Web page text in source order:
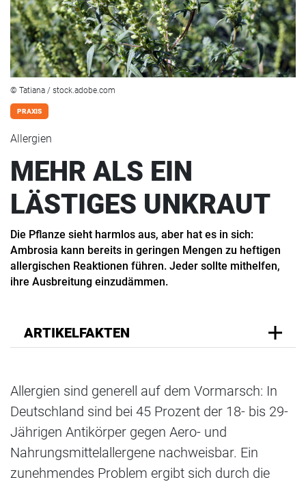
© Tatiana / stock.adobe.com
PRAXIS
Allergien
MEHR ALS EIN
LÄSTIGES UNKRAUT
Die Pflanze sieht harmlos aus, aber hat es in sich:
Ambrosia kann bereits in geringen Mengen zu heftigen
allergischen Reaktionen führen. Jeder sollte mithelfen,
ihre Ausbreitung einzudämmen.
ARTIKELFAKTEN
Allergien sind generell auf dem Vormarsch: In
Deutschland sind bei 45 Prozent der 18- bis 29-
Jährigen Antikörper gegen Aero- und
Nahrungsmittelallergene nachweisbar. Ein
zunehmendes Problem ergibt sich durch die